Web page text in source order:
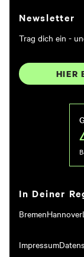
Newsletter
Trag dich ein -
HIER
In Deiner
BremenHannover
Impressum
Mehr als 750